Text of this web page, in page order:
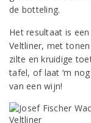
de botteling.
Het resultaat is
Veltliner, met
zilte en kruidige
tafel, of laat ‘m
van een wijn!